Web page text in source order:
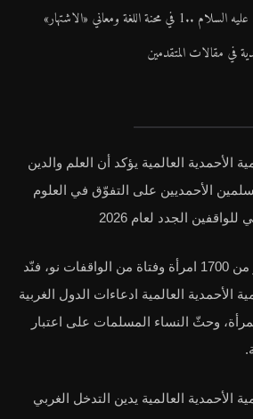
اللغة ومعاني «الاشتهار»
في مقالات المتقدمين
الأحمدية العالمية يؤكد أن العلم والدين
الأحمديين على التفوّق في العلوم
الجدد لعام 2026
في خطابٍ أمام أكثر من 1700 امرأة وفتاة من الواقفات نو، فنّد
الأحمدية العالمية ادعاءات الدول الغربية
وحثّ النساء المسلمات على اعتبار
الأحمدية العالمية يدين التدخل الغربي